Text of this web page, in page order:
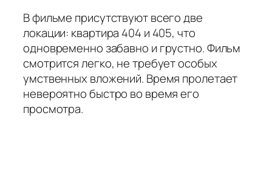
В фильме присутствуют всего две
локации: квартира 404 и 405, что
одновременно забавно и грустно. Фильм
смотрится легко, не требует особых
умственных вложений. Время пролетает
невероятно быстро во время его
просмотра.